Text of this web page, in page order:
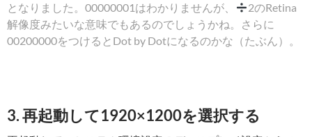
となりました。00000001はわかりませんが、
2のRetina
解像度みたいな意味でもあるのでしょうかね。さらに
00200000をつけるとDot by Dotになるのかな（たぶん）。
3. 再起動して1920×1200を選択する